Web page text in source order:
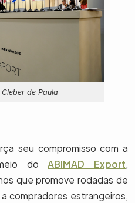
de Paula
seu compromisso com a
meio doABIMAD Export,
que promove rodadas de
compradores estrangeiros,